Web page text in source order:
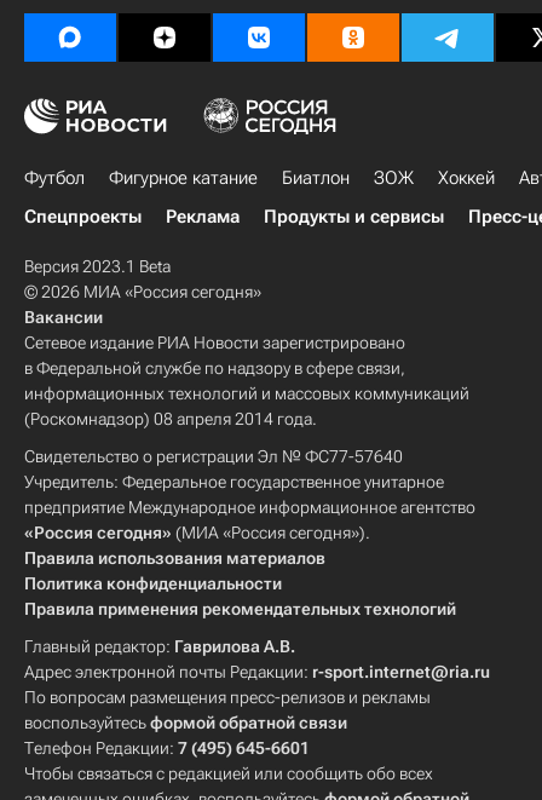
Футбол Фигурное катание Биатлон ЗОЖ Хоккей
Спецпроекты
Реклама Продукты и сервисы Пресс-
Версия 2023.1 Beta
© 2026 МИА «Россия сегодня»
Вакансии
Сетевое издание РИА Новости зарегистрировано
в Федеральной службе по надзору в сфере связи,
информационных технологий и массовых коммуникаций
(Роскомнадзор) 08 апреля 2014 года.
Свидетельство о регистрации Эл № ФС77-57640
Учредитель: Федеральное государственное унитарное
предприятие Международное информационное агентство
«Россия сегодня» (МИА «Россия сегодня»).
Правила использования материалов
Политика конфиденциальности
Правила применения рекомендательных технологий
Главный редактор: Гаврилова А.В.
Адрес электронной почты Редакции: r-sport.internet@ria.ru
По вопросам размещения пресс-релизов и рекламы
воспользуйтесьформой обратной связи
Телефон Редакции: 7 (495) 645-6601
Чтобы связаться с редакцией или сообщить обо всех